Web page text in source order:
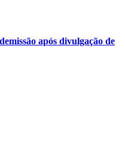
após divulgação de